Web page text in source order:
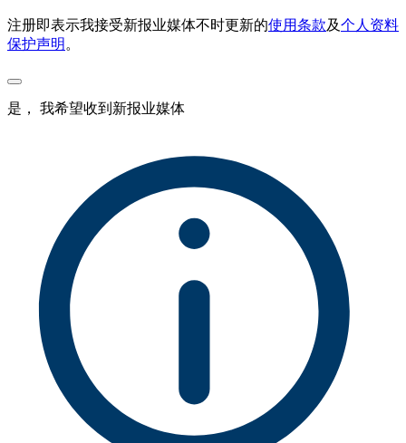
注册即表示我接受新报业媒体不时更新的使用条款及个人资料
保护声明 。
是， 我希望收到新报业媒体